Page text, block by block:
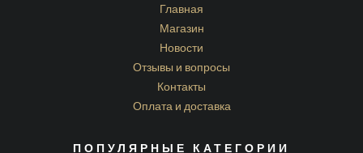
Главная
Магазин
Новости
Отзывы и вопросы
Контакты
Оплата и доставка